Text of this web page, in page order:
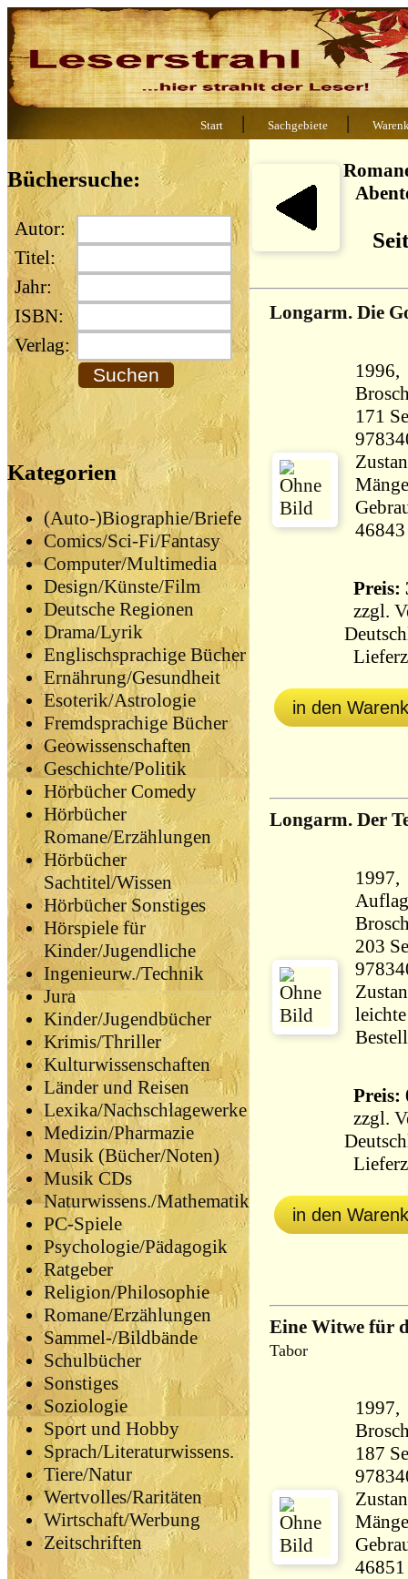
Start| Sachgebiete|
Büchersuche:
Autor:
Titel:
Jahr:
ISBN:
Verlag:
Kategorien
(Auto-)Biographie/Briefe
Comics/Sci-Fi/Fantasy
Computer/Multimedia
Design/Künste/Film
Deutsche Regionen
Drama/Lyrik
Englischsprachige Bücher
Ernährung/Gesundheit
Esoterik/Astrologie
Fremdsprachige Bücher
Geowissenschaften
Geschichte/Politik
Hörbücher Comedy
Hörbücher
Romane/Erzählungen
Hörbücher
Sachtitel/Wissen
Hörbücher Sonstiges
Hörspiele für
Kinder/Jugendliche
Ingenieurw./Technik
Jura
Kinder/Jugendbücher
Krimis/Thriller
Kulturwissenschaften
Länder und Reisen
Lexika/Nachschlagewerke
Medizin/Pharmazie
Musik (Bücher/Noten)
Musik CDs
Naturwissens./Mathematik
PC-Spiele
Psychologie/Pädagogik
Ratgeber
Religion/Philosophie
Romane/Erzählungen
Sammel-/Bildbände
Schulbücher
Sonstiges
Soziologie
Sport und Hobby
Sprach/Literaturwissens.
Tiere/Natur
Wertvolles/Raritäten
Wirtschaft/Werbung
Zeitschriften
Longarm. Die
1996,
171 Seiten
46843
Preis:
zzgl.
in den
Longarm. Der
1997,
203 Seiten
Preis:
zzgl.
in den
Eine Witwe für
Tabor
1997,
187 Seiten
46851